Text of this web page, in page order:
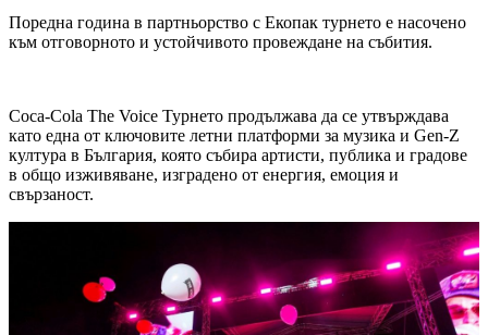
Поредна година в партньорство с Екопак турнето е насочено
към отговорното и устойчивото провеждане на събития.
Coca-Cola The Voice Турнето продължава да се утвърждава
като една от ключовите летни платформи за музика и Gen-Z
култура в България, която събира артисти, публика и градове
в общо изживяване, изградено от енергия, емоция и
свързаност.